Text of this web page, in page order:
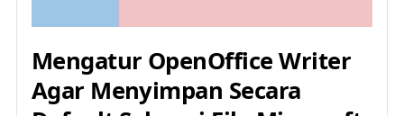
Mengatur OpenOffice Writer
Agar Menyimpan Secara